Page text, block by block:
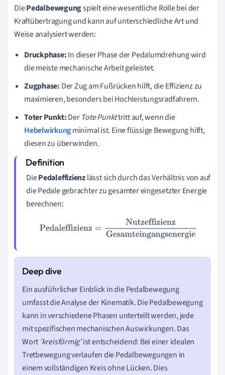
DiePedalbewegungspielt eine wesentliche Rolle bei der
Kraftübertragung und kann auf unterschiedliche Art und
Weise analysiert werden:
Druckphase:In dieser Phase der Pedalumdrehung wird
die meiste mechanische Arbeit geleistet.
Zugphase: Der Zug am Fußrücken hilft, die Effizienz zu
maximieren, besonders bei Hochleistungsradfahrern.
Toter Punkt:Der Tote Punkttritt auf, wenn die
Hebelwirkungminimal ist. Eine flüssige Bewegung hilft,
diesen zu überwinden.
DiePedaleffizienzlässt sich durch das Verhältnis von auf
die Pedale gebrachter zu gesamter eingesetzter Energie
berechnen:
Pedaleffizienz=NutzeffizienzGesamteingangsenergie
Ein ausführlicher Einblick in die Pedalbewegung
umfasst die Analyse der Kinematik. Die Pedalbewegung
kann in verschiedene Phasen unterteilt werden, jede
mit spezifischen mechanischen Auswirkungen. Das
Wort 'kreisförmig'ist entscheidend: Bei einer idealen
Tretbewegung verlaufen die Pedalbewegungen in
einem vollständigen Kreis ohne Lücken. Dies